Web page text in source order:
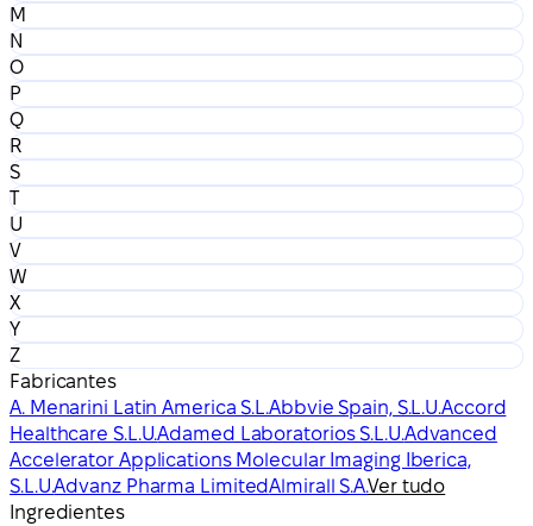
M
N
O
P
Q
R
S
T
U
V
W
X
Y
Z
Fabricantes
A. Menarini Latin America S.L.Abbvie Spain, S.L.U.Accord
Healthcare S.L.U.Adamed Laboratorios S.L.U.Advanced
Accelerator Applications Molecular Imaging Iberica,
S.L.U.Advanz Pharma LimitedAlmirall S.A.Ver tudo
Ingredientes